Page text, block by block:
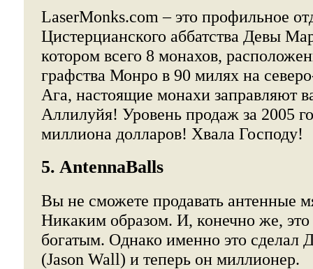
LaserMonks.com – это профильное
Цистерцианского аббатства Девы
котором всего 8 монахов,
графства Монро в 90 милях на
Ага, настоящие монахи заправляют
Аллилуйя! Уровень продаж за 2005
миллиона долларов! Хвала Господу!
5. AntennaBalls
Вы не сможете продавать антенные
Никаким образом. И, конечно же, это
богатым. Однако именно это сделал
(Jason Wall) и теперь он миллионер.